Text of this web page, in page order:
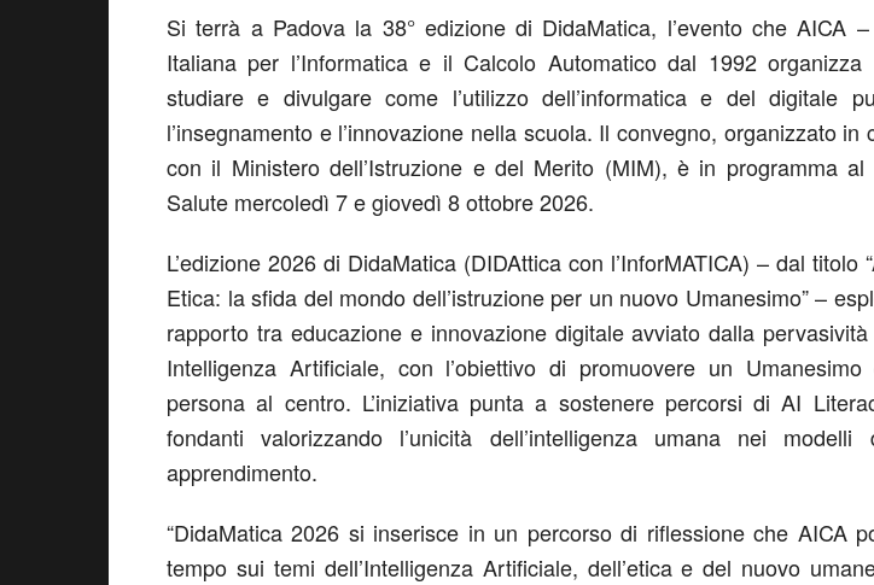
Si terrà a Padova la 38° edizione di DidaMatica, l’evento che AICA
Italiana per l’Informatica e il Calcolo Automatico dal 1992 organizza
studiare e divulgare come l’utilizzo dell’informatica e del digitale
l’insegnamento e l’innovazione nella scuola. Il convegno, organizzato in
con il Ministero dell’Istruzione e del Merito (MIM), è in programma al
Salute mercoledì 7 e giovedì 8 ottobre 2026.
L’edizione 2026 di DidaMatica (DIDAttica con l’InforMATICA) – dal titolo
Etica: la sfida del mondo dell’istruzione per un nuovo Umanesimo” –
rapporto tra educazione e innovazione digitale avviato dalla
Intelligenza Artificiale, con l’obiettivo di promuovere un
persona al centro. L’iniziativa punta a sostenere percorsi di AI
fondanti valorizzando l’unicità dell’intelligenza umana nei
apprendimento.
“DidaMatica 2026 si inserisce in un percorso di riflessione che AICA
tempo sui temi dell’Intelligenza Artificiale, dell’etica e del nuovo